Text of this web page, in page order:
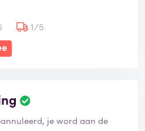
1/5
je word aan de